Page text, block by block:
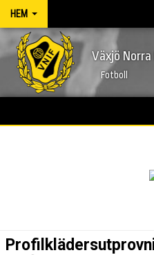
HEM
Växjö Norra
Fotboll